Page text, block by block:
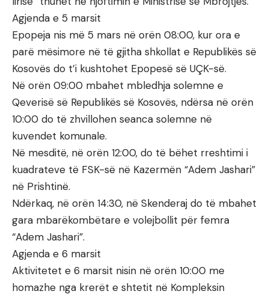
Agjenda e 5 marsit
Epopeja nis më 5 mars në orën 08:00, kur ora e
parë mësimore në të gjitha shkollat e Republikës së
Kosovës do t’i kushtohet Epopesë së UÇK-së.
Në orën 09:00 mbahet mbledhja solemne e
Qeverisë së Republikës së Kosovës, ndërsa në orën
10:00 do të zhvillohen seanca solemne në
kuvendet komunale.
Në mesditë, në orën 12:00, do të bëhet rreshtimi i
kuadrateve të FSK-së në Kazermën “Adem Jashari”
në Prishtinë.
Ndërkaq, në orën 14:30, në Skenderaj do të mbahet
gara mbarëkombëtare e volejbollit për femra
“Adem Jashari”.
Agjenda e 6 marsit
Aktivitetet e 6 marsit nisin në orën 10:00 me
homazhe nga krerët e shtetit në Kompleksin